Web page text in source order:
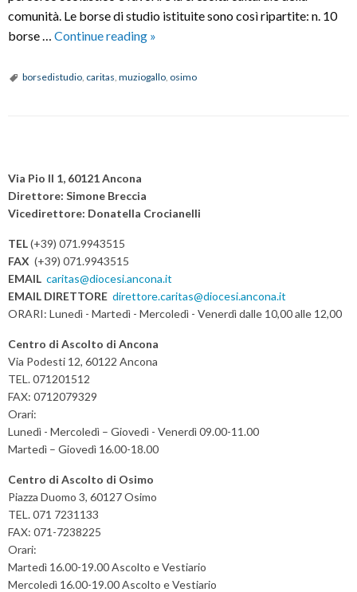
comunità. Le borse di studio istituite sono così ripartite: n. 10
borse … Continue reading BORSE
STUDIO
»
borsedistudio caritas muziogallo osimo
o
s
t
N
a
v
i
g
a
t
i
o
n
Via Pio II 1, 60121 Ancona
Direttore: Simone Breccia
Vicedirettore: Donatella Crocianelli
TEL(+39) 071.9943515
FAX (+39) 071.9943515
EMAIL caritas@diocesi.ancona.it
EMAIL DIRETTORE direttore.caritas@diocesi.ancona.it
ORARI: Lunedì - Martedì - Mercoledì - Venerdì dalle 10,00 alle 12,00
Centro di Ascolto di Ancona
Via Podesti 12, 60122 Ancona
TEL. 071201512
FAX: 0712079329
Orari:
Lunedì - Mercoledì – Giovedì - Venerdì 09.00-11.00
Martedì – Giovedì 16.00-18.00
Centro di Ascolto di Osimo
Piazza Duomo 3, 60127 Osimo
TEL. 071 7231133
FAX: 071-7238225
Orari:
Martedì 16.00-19.00 Ascolto e Vestiario
Mercoledì 16.00-19.00 Ascolto e Vestiario